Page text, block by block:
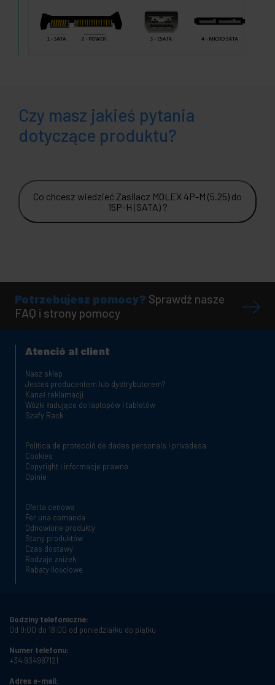
Czy masz jakieś pytania
dotyczące produktu?
Co chcesz wiedzieć Zasilacz MOLEX 4P-M (5.25) do
15P-H (SATA) ?
Potrzebujesz pomocy? Sprawdź nasze
FAQ i strony pomocy
Atenció al client
Nasz sklep
Jesteś producentem lub dystrybutorem?
Kanał reklamacji
Wózki ładujące do laptopów i tabletów
Szafy Rack
Política de protecció de dades personals i privadesa
Cookies
Copyright i informacje prawne
Opinie
Oferta cenowa
Fer una comanda
Odnowione produkty
Stany produktów
Czas dostawy
Rodzaje zniżek
Rabaty ilościowe
Godziny telefoniczne:
Od 9:00 do 18:00 od poniedziałku do piątku
Numer telefonu:
+34 934987121
Adres e-mail: